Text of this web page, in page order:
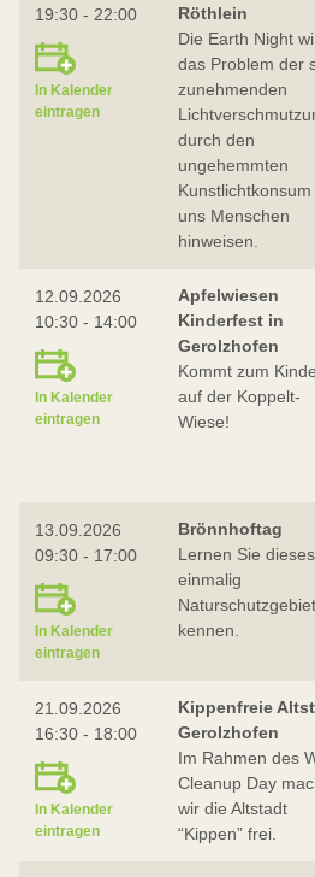
19:30 - 22:00
In Kalender
eintragen
Röthlein
Die Earth Night
das Problem der
zunehmenden
durch den
ungehemmten
Kunstlichtkonsum
uns Menschen
hinweisen.
12.09.2026
10:30 - 14:00
In Kalender
eintragen
Apfelwiesen
Kinderfest in
Gerolzhofen
Kommt zum
auf der Koppelt-
Wiese!
13.09.2026
09:30 - 17:00
In Kalender
eintragen
Brönnhoftag
Lernen Sie dieses
einmalig
Naturschutzgebiet
kennen.
21.09.2026
16:30 - 18:00
In Kalender
eintragen
Kippenfreie
Gerolzhofen
Im Rahmen des
Cleanup Day
wir die Altstadt
“Kippen” frei.